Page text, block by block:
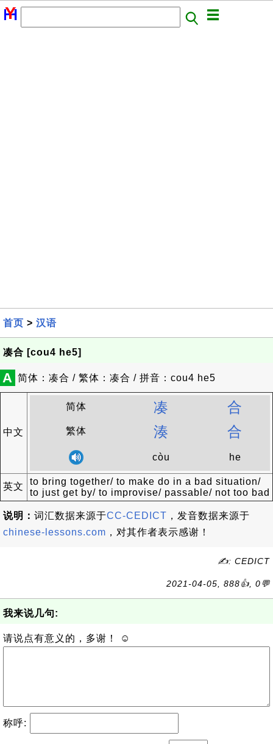
首页 > 汉语
凑合 [cou4 he5]
A 简体：凑合 / 繁体：凑合 / 拼音：cou4 he5
中文
简体 凑 合
繁体 湊 合
còu he
英文
to bring together/ to make do in a bad situation/
to just get by/ to improvise/ passable/ not too bad
说明： 词汇数据来源于CC-CEDICT ，发音数据来源于
chinese-lessons.com ，对其作者表示感谢！
✍: CEDICT
2021-04-05, 888👍, 0💬
我来说几句:
请说点有意义的，多谢！ ☺
称呼: